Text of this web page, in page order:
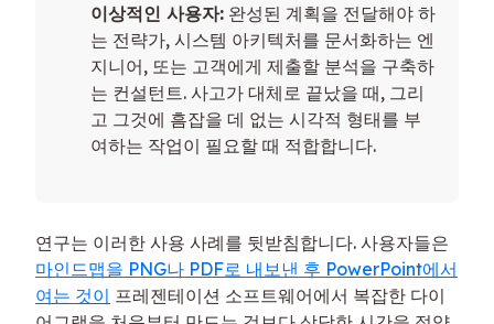
이상적인 사용자: 완성된 계획을 전달해야 하
는 전략가, 시스템 아키텍처를 문서화하는 엔
지니어, 또는 고객에게 제출할 분석을 구축하
는 컨설턴트. 사고가 대체로 끝났을 때, 그리
고 그것에 흠잡을 데 없는 시각적 형태를 부
여하는 작업이 필요할 때 적합합니다.
연구는 이러한 사용 사례를 뒷받침합니다. 사용자들은
마인드맵을 PNG나 PDF로 내보낸 후 PowerPoint에서
여는 것이 프레젠테이션 소프트웨어에서 복잡한 다이